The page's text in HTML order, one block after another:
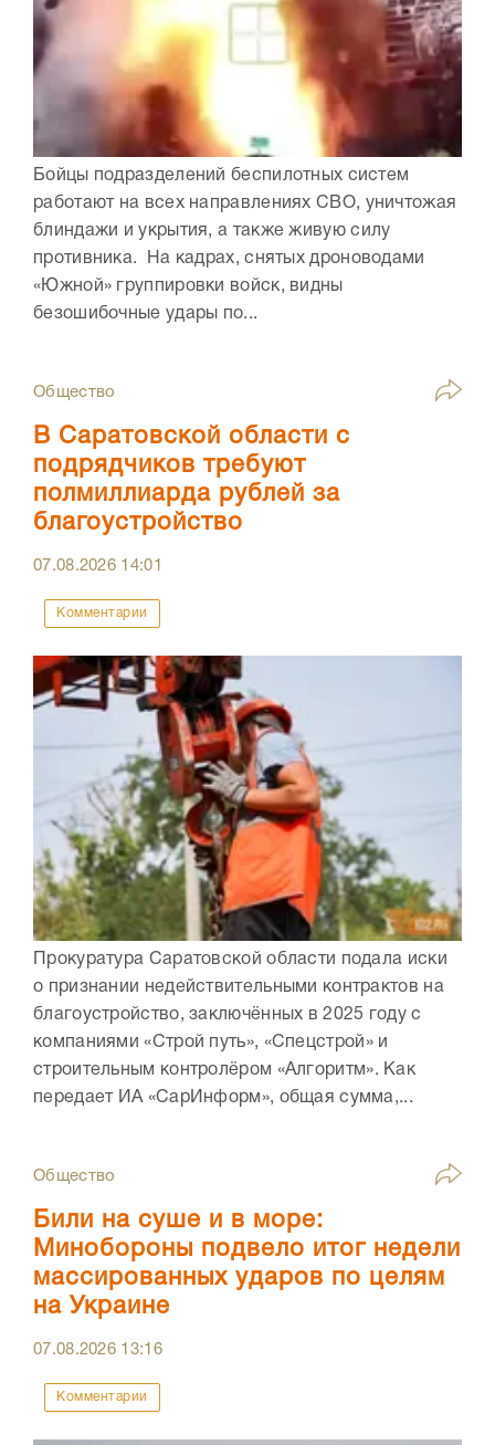
Бойцы подразделений беспилотных систем
работают на всех направлениях СВО, уничтожая
блиндажи и укрытия, а также живую силу
противника. На кадрах, снятых дроноводами
«Южной» группировки войск, видны
безошибочные удары по...
Общество
В Саратовской области с
подрядчиков требуют
полмиллиарда рублей за
благоустройство
07.08.2026 14:01
Комментарии
Прокуратура Саратовской области подала иски
о признании недействительными контрактов на
благоустройство, заключённых в 2025 году с
компаниями «Строй путь», «Спецстрой» и
строительным контролёром «Алгоритм». Как
передает ИА «СарИнформ», общая сумма,...
Общество
Били на суше и в море:
Минобороны подвело итог недели
массированных ударов по целям
на Украине
07.08.2026 13:16
Комментарии